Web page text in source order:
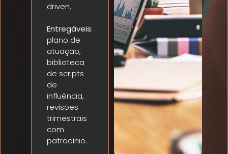
driven.
Entregáveis:
plano de
atuação,
biblioteca
de scripts
de
influência,
revisões
trimestrais
com
patrocínio.